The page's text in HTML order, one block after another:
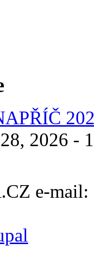
2026 -
e-mail: